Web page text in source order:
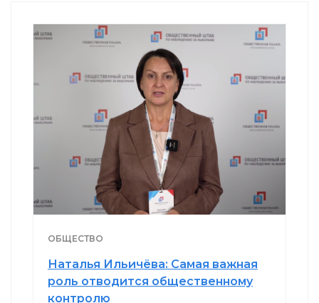
ОБЩЕСТВО
Наталья Ильичёва: Самая важная
роль отводится общественному
контролю